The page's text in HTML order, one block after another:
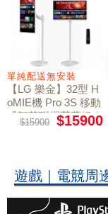
禮
單純配送無安裝
【LG 樂金】32型 H
oMIE機 Pro 3S 移動
式智慧聯網螢幕組｜
單純配送
$15900 $15900
遊戲｜電競周